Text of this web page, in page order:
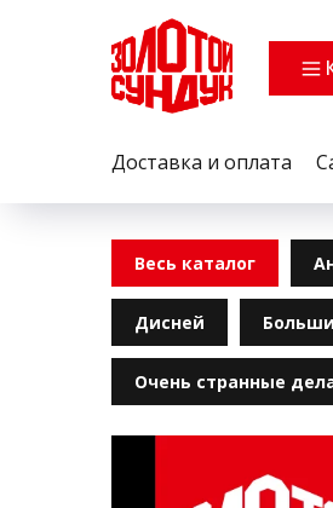
Доставка и оплата
Весь каталог
Дисней
Очень странные